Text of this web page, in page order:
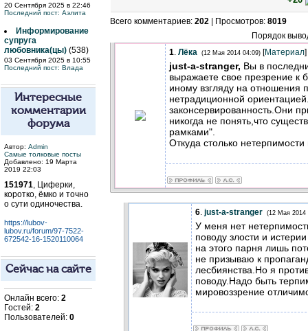
20 Сентября 2025 в 22:46
Последний пост: Аэлита
Информирование
супруга
любовника(цы) (538)
03 Сентября 2025 в 10:55
Последний пост: Влада
Интересные
комментарии
форума
Автор: Admin
Самые толковые посты
Добавлено: 19 Марта
2019 22:03
151971, Циферки,
коротко, ёмко и точно
о сути одиночества.
https://lubov-
lubov.ru/forum/97-7522-
672542-16-1520110064
Сейчас на сайте
Онлайн всего: 2
Гостей: 2
Пользователей: 0
Всего комментариев: 202 Просмотров: 8019
Порядок
1. Лёка (12 Мая 2014 04:09) [Материал]
just-a-stranger, Вы в
выражаете свое презрение к
иному взгляду на отношения
нетрадиционной
законсервированность.Они
никогда не понять,что
рамками".
Откуда столько
6. just-a-stranger (12 Мая 2014
У меня нет
поводу злости и
на этого парня лишь
не призываю к
лесбиянства.Но я
поводу.Надо быть
мировоззрение